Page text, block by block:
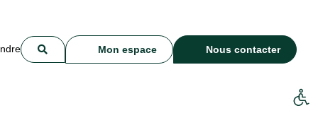
Mon espace Nous contacter